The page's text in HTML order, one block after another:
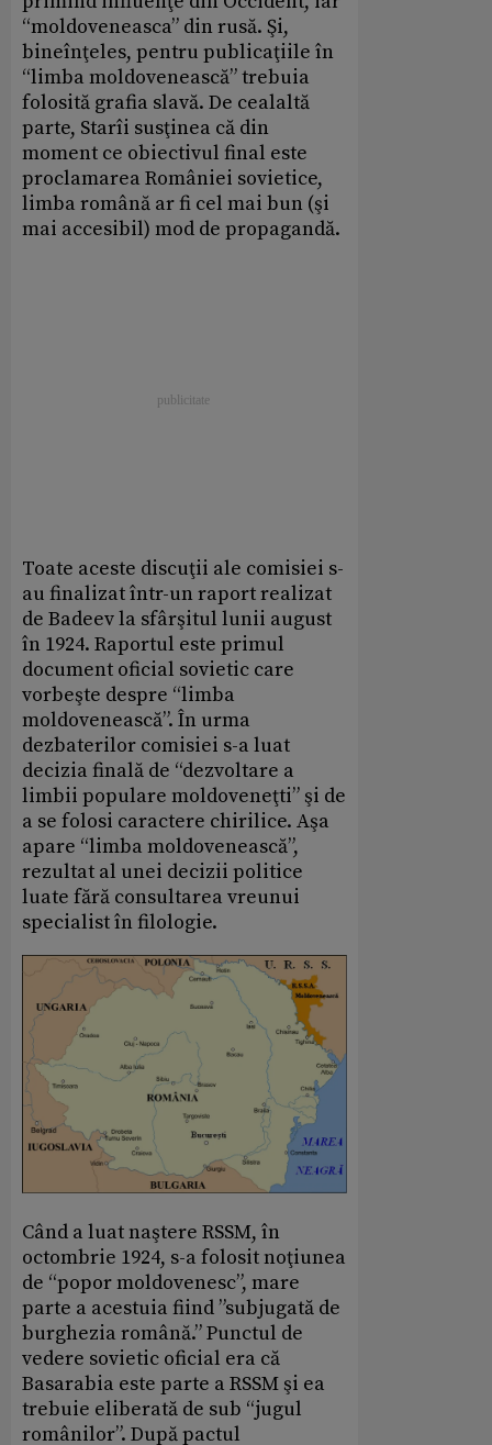
“moldoveneasca” din rusă. Şi,
bineînţeles, pentru publicaţiile în
“limba moldovenească” trebuia
folosită grafia slavă. De cealaltă
parte, Starîi susţinea că din
moment ce obiectivul final este
proclamarea României sovietice,
limba română ar fi cel mai bun (şi
mai accesibil) mod de propagandă.
Toate aceste discuţii ale comisiei s-
au finalizat într-un raport realizat
de Badeev la sfârşitul lunii august
în 1924. Raportul este primul
document oficial sovietic care
vorbeşte despre “limba
moldovenească”. În urma
dezbaterilor comisiei s-a luat
decizia finală de “dezvoltare a
limbii populare moldoveneţti” şi de
a se folosi caractere chirilice. Aşa
apare “limba moldovenească”,
rezultat al unei decizii politice
luate fără consultarea vreunui
specialist în filologie.
Când a luat naştere RSSM, în
octombrie 1924, s-a folosit noţiunea
de “popor moldovenesc”, mare
parte a acestuia fiind ”subjugată de
burghezia română.” Punctul de
vedere sovietic oficial era că
Basarabia este parte a RSSM şi ea
trebuie eliberată de sub “jugul
românilor”. După pactul